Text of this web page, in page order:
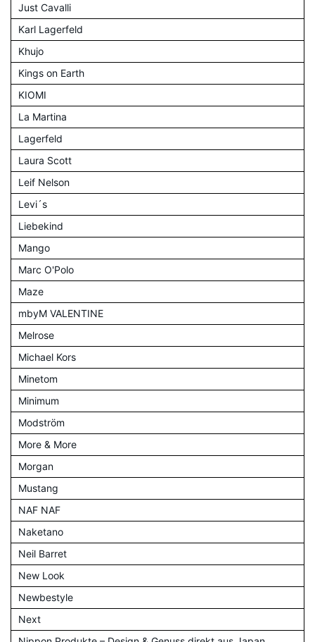
Just Cavalli
Karl Lagerfeld
Khujo
Kings on Earth
KIOMI
La Martina
Lagerfeld
Laura Scott
Leif Nelson
Levi´s
Liebekind
Mango
Marc O'Polo
Maze
mbyM VALENTINE
Melrose
Michael Kors
Minetom
Minimum
Modström
More & More
Morgan
Mustang
NAF NAF
Naketano
Neil Barret
New Look
Newbestyle
Next